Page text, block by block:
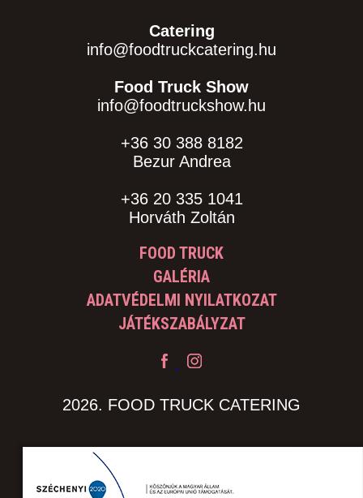
Catering
info@foodtruckcatering.hu
Food Truck Show
info@foodtruckshow.hu
+36 30 388 8182
Bezur Andrea
+36 20 335 1041
Horváth Zoltán
FOOD TRUCK
GALÉRIA
ADATVÉDELMI NYILATKOZAT
JÁTÉKSZABÁLYZAT
2026. FOOD TRUCK CATERING